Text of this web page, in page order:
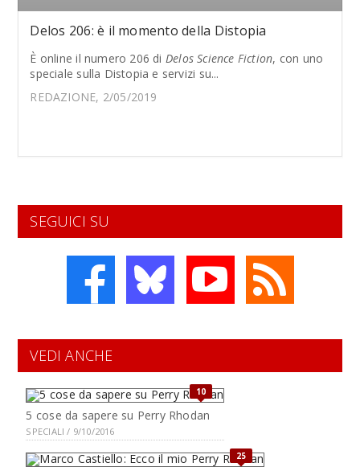
Delos 206: è il momento della Distopia
È online il numero 206 di Delos Science Fiction, con uno
speciale sulla Distopia e servizi su...
REDAZIONE, 2/05/2019
SEGUICI SU
VEDI ANCHE
10
5 cose da sapere su Perry Rhodan
SPECIALI / 9/10/2016
25